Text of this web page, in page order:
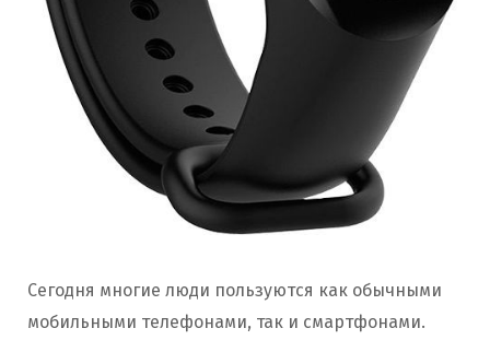
Сегодня многие люди пользуются как обычными
мобильными телефонами, так и смартфонами.